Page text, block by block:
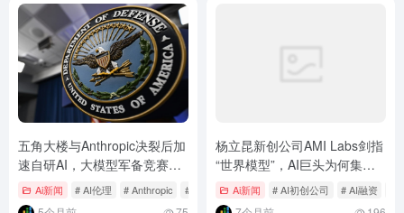
五角大楼与Anthropic决裂后加
速自研AI，大模型军备竞赛进
入新阶段
Ai新闻 # AI伦理 # Anthropic # Grok
杨立昆新创公司AMI Labs剑指
“世界模型”，AI巨头为何集体
押注下一代智能？
Ai新闻 # AI初创公司 # AI融资